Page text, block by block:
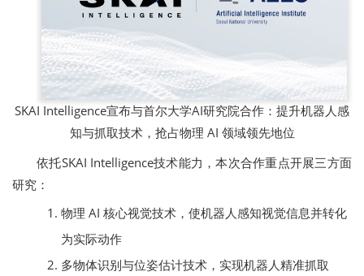
SKAI Intelligence宣布与首尔大学AI研究院合作：提升机器人感
知与抓取技术，抢占物理 AI 领域领先地位
依托SKAI Intelligence技术能力，本次合作重点开展三方面
研究：
物理 AI 核心视觉技术，使机器人感知视觉信息并转化
为实际动作
多物体识别与位姿估计技术，实现机器人精准抓取